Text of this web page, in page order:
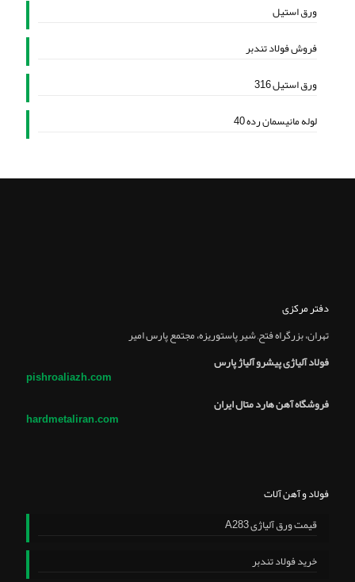
ورق استیل
فروش فولاد تندبر
ورق استیل 316
لوله مانیسمان رده 40
دفتر مرکزی
تهران، بزرگراه فتح, شير پاستوريزه، مجتمع پارس امير
فولاد آلیاژی پیشرو آلیاژ پارس
pishroaliazh.com
فروشگاه آهن هارد متال ایران
hardmetaliran.com
فولاد و آهن آلات
قیمت ورق آلیاژی A283
خرید فولاد تندبر